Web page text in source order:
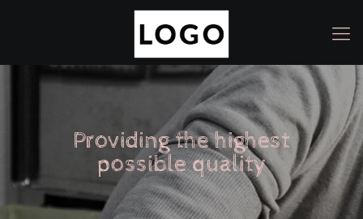
Providing the highest
possible quality